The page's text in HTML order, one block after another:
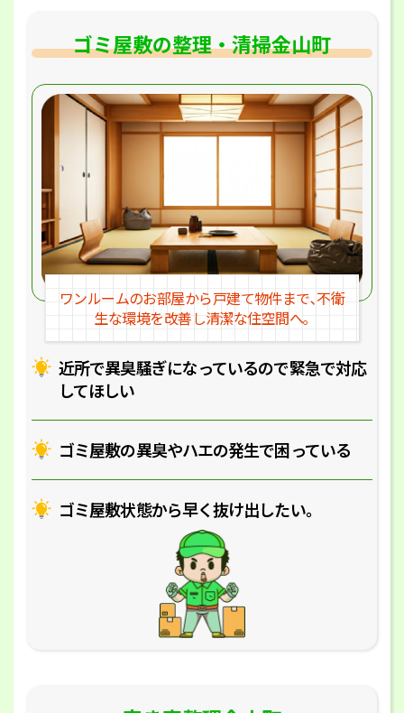
ゴミ屋敷の整理・清掃金山町
近所で異臭騒ぎになっているので緊急で対応
してほしい
ゴミ屋敷の異臭やハエの発生で困っている
ゴミ屋敷状態から早く抜け出したい｡
ワンルームのお部屋から戸建て物件まで､不衛
生な環境を改善し清潔な住空間へ｡